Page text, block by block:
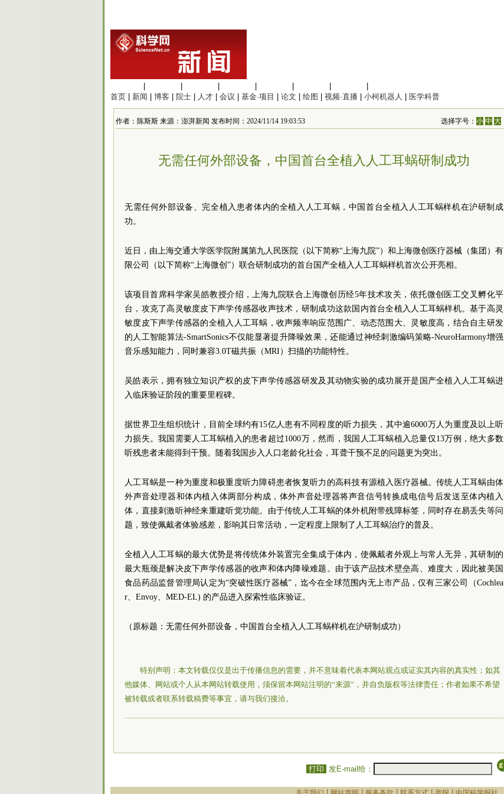
首页
新闻 博客 院士 人才 会议 基金·项目 论文 绘图 视频·直播 小柯机器人 医学科普
作者：陈斯斯 来源：澎湃新闻 发布时间：2024/11/14 19:03:53 选择字号：小 中 大
无需任何外部设备，中国首台全植入人工耳蜗研制成功
无需任何外部设备、完全植入患者体内的全植入人工耳蜗，中国首台全植入人工耳蜗样机在沪研制成
功。
近日，由上海交通大学医学院附属第九人民医院 （以下简称“上海九院”）和上海微创医疗器械（集团）有
限公司（以下简称“上海微创”）联合研制成功的首台国产全植入人工耳蜗样机首次公开亮相。
该项目首席科学家吴皓教授介绍，上海九院联合上海微创历经5年技术攻关，依托微创医工交叉孵化平
台，攻克了高灵敏度皮下声学传感器收声技术，研制成功这款国内首台全植入人工耳蜗样机。基于高灵
敏度皮下声学传感器的全植入人工耳蜗，收声频率响应范围广、动态范围大、灵敏度高，结合自主研发
的人工智能算法-SmartSonics不仅能显著提升降噪效果，还能通过神经刺激编码策略-NeuroHarmony增强
音乐感知能力，同时兼容3.0T磁共振（MRI）扫描的功能特性。
吴皓表示，拥有独立知识产权的皮下声学传感器研发及其动物实验的成功展开是国产全植入人工耳蜗进
入临床验证阶段的重要里程碑。
据世界卫生组织统计，目前全球约有15亿人患有不同程度的听力损失，其中逾6000万人为重度及以上听
力损失。我国需要人工耳蜗植入的患者超过1000万，然而，我国人工耳蜗植入总量仅13万例，绝大多数
听残患者未能得到干预。随着我国步入人口老龄化社会，耳聋干预不足的问题更为突出。
人工耳蜗是一种为重度和极重度听力障碍患者恢复听力的高科技有源植入医疗器械。传统人工耳蜗由体
外声音处理器和体内植入体两部分构成，体外声音处理器将声音信号转换成电信号后发送至体内植入
体，直接刺激听神经来重建听觉功能。由于传统人工耳蜗的体外机附带残障标签，同时存在易丢失等问
题，致使佩戴者体验感差，影响其日常活动，一定程度上限制了人工耳蜗治疗的普及。
全植入人工耳蜗的最大优势是将传统体外装置完全集成于体内，使佩戴者外观上与常人无异，其研制的
最大瓶颈是解决皮下声学传感器的收声和体内降噪难题。由于该产品技术壁垒高、难度大，因此被美国
食品药品监督管理局认定为“突破性医疗器械”，迄今在全球范围内无上市产品，仅有三家公司（Cochlea
r、Envoy、MED-EL) 的产品进入探索性临床验证。
（原标题：无需任何外部设备，中国首台全植入人工耳蜗样机在沪研制成功）
特别声明：本文转载仅仅是出于传播信息的需要，并不意味着代表本网站观点或证实其内容的真实性；如其
他媒体、网站或个人从本网站转载使用，须保留本网站注明的“来源”，并自负版权等法律责任；作者如果不希望
被转载或者联系转载稿费等事宜，请与我们接洽。
打印 发E-mail给：